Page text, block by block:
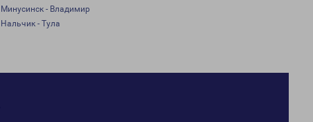
Минусинск - Владимир
Нальчик - Тула